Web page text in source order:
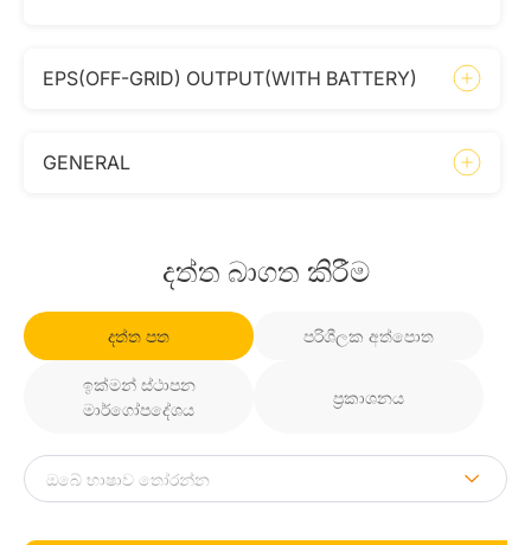
EPS(OFF-GRID) OUTPUT(WITH BATTERY)
GENERAL
දත්ත බාගත කිරීම
දත්ත පත පරිශීලක අත්පොත
ඉක්මන් ස්ථාපන
මාර්ගෝපදේශය
ප්‍රකාශනය